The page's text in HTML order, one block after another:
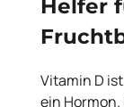
Helfer
Vitamin D
ein